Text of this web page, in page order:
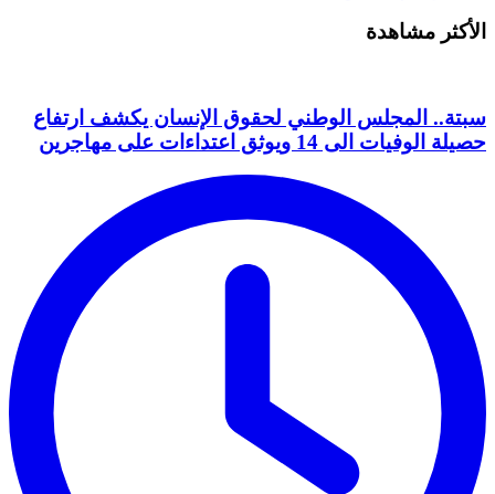
الأكثر مشاهدة
سبتة.. المجلس الوطني لحقوق الإنسان يكشف ارتفاع
حصيلة الوفيات الى 14 ويوثق اعتداءات على مهاجرين